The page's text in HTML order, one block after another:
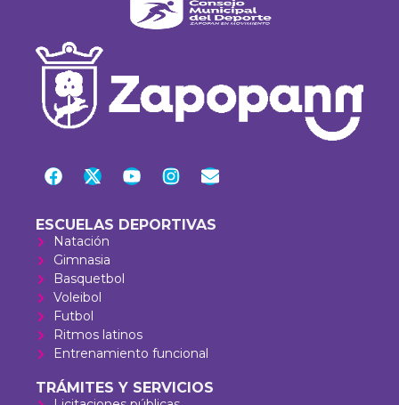
ESCUELAS DEPORTIVAS
Natación
Gimnasia
Basquetbol
Voleibol
Futbol
Ritmos latinos
Entrenamiento funcional
TRÁMITES Y SERVICIOS